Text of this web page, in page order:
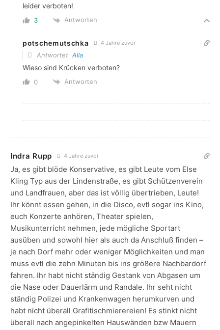
leider verboten!
3 Antworten
potschemutschka 4 Jahre zuvor
Antwortet Alla
Wieso sind Krücken verboten?
0 Antworten
Indra Rupp 4 Jahre zuvor
Ja, es gibt blöde Konservative, es gibt Leute vom Else
Kling Typ aus der Lindenstraße, es gibt Schützenverein
und Landfrauen, aber das ist völlig übertrieben, Leute!
Ihr könnt essen gehen, in die Disco, evtl sogar ins Kino,
euch Konzerte anhören, Theater spielen,
Musikunterricht nehmen, jede mögliche Sportart
ausüben und sowohl hier als auch da Anschluß finden –
je nach Dorf mehr oder weniger Möglichkeiten und man
muss evtl die zehn Minuten bis ins größere Nachbardorf
fahren. Ihr habt nicht ständig Gestank von Abgasen um
die Nase oder Dauerlärm und Randale. Ihr seht nicht
ständig Polizei und Krankenwagen herumkurven und
habt nicht überall Grafitischmierereien! Es stinkt nicht
überall nach angepinkelten Hauswänden bzw Mauern